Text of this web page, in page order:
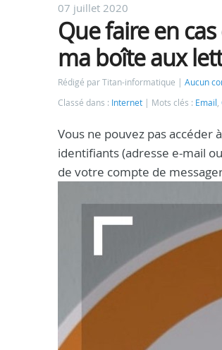
07 juillet 2020
Que faire en
ma boîte aux
Rédigé par Titan-informatique
Aucun
Classé dans : Internet Mots clés : Email ,
Vous ne pouvez pas
identifiants (adresse e-mail
de votre compte de